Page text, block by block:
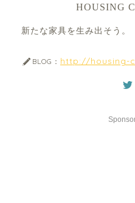
HOUSING
新たな家具を生み出そう。
BLOG： http://housing-